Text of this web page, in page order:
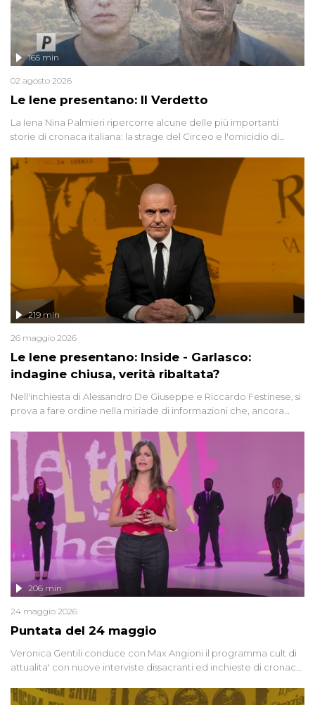
Le Iene presentano: Il Verdetto
165 min
02 agosto 2026
La Iena Nina Palmieri ripercorre alcune delle più importanti
storie di cronaca italiana: la strage del Circeo e l'omicidio di
Le Iene presentano: Inside - Garlasco:
indagine chiusa, verità ribaltata?
219 min
26 maggio 2026
Nell'inchiesta di Alessandro De Giuseppe e Riccardo Festinese, si
prova a fare ordine nella miriade di informazioni che, ancora
giudiziarie più discusse degli ultimi anni. Lo speciale ricostruisce la
vicenda mettendo in fila testimonianze, errori, dettagli
controversi e i protagonisti di un'indagine che sembra non avere
fine.
Puntata del 24 maggio
206 min
24 maggio 2026
Veronica Gentili conduce con Max Angioni il programma cult di
attualita' con nuove interviste dissacranti ed inchieste di cronaca